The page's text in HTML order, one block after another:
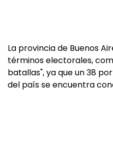
La provincia de Buenos
términos electorales,
batallas", ya que un 38
del país se encuentra